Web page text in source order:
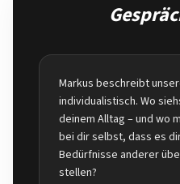
Markus beschreibt
individualistisch. Wo
deinem Alltag – und wo
bei dir selbst, dass es
Bedürfnisse anderer
stellen?